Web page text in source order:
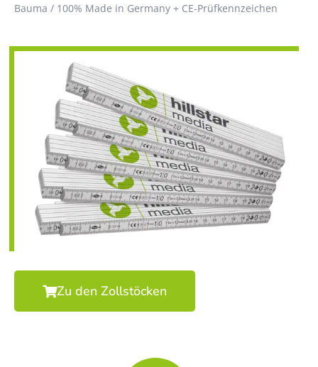
Bauma / 100% Made in Germany + CE-Prüfkennzeichen
Zu den Zollstöcken